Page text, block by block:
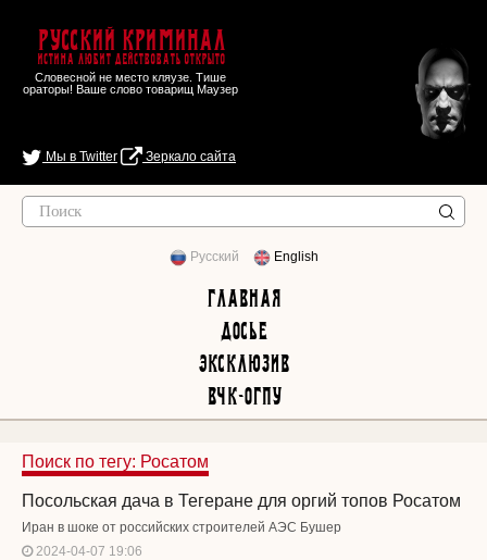
Русский Криминал
Истина любит действовать открыто
Словесной не место кляузе. Тише
ораторы! Ваше слово товарищ Маузер
Мы в Twitter Зеркало сайта
Русский English
Главная
Досье
Эксклюзив
ВЧК-ОГПУ
Поиск по тегу: Росатом
Посольская дача в Тегеране для оргий топов Росатом
Иран в шоке от российских строителей АЭС Бушер
2024-04-07 19:06